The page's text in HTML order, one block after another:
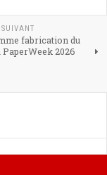
fabrication du
PaperWeek 2026